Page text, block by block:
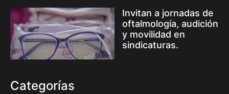
Invitan a jornadas de
oftalmología, audición
y movilidad en
sindicaturas.
Categorías